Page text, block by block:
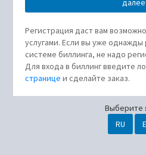
Регистрация даст вам
услугами. Если вы уже однажды
системе биллинга, не надо
Для входа в биллинг введите
странице и сделайте заказ.
Выберите